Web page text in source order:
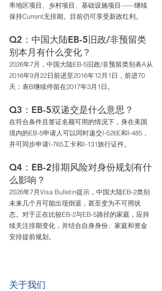
率地区项目、乡村项目、基础设施项目——继续
保持Current无排期。目前仍可享受新政红利。
Q2：中国大陆EB-5旧政/非预留类
别本月有什么变化？
2026年7月，中国大陆EB-5旧政/非预留类别表A从
2016年9月22日前进至2016年12月1日，前进70
天；表B继续停留在2017年3月1日。
Q3：EB-5双递交是什么意思？
在符合条件且签证名额可用的情况下，身在美国
境内的EB-5申请人可以同时递交I-526E和I-485，
并可同步申请I-765工卡和I-131旅行证件。
Q4：EB-2排期风险对身份规划有什
么影响？
2026年7月Visa Bulletin提示，中国大陆EB-2类别
未来几个月可能出现倒退，甚至变为不可用状
态。对于正在比较EB-2与EB-5路径的家庭，应持
续关注排期变化，并结合自身身份、家庭和资金
安排提前规划。
关于我们